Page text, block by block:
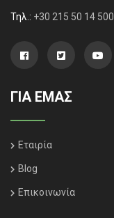
Τηλ.: +30 215 50 14 500
ΓΙΑ ΕΜΑΣ
Εταιρία
Blog
Επικοινωνία